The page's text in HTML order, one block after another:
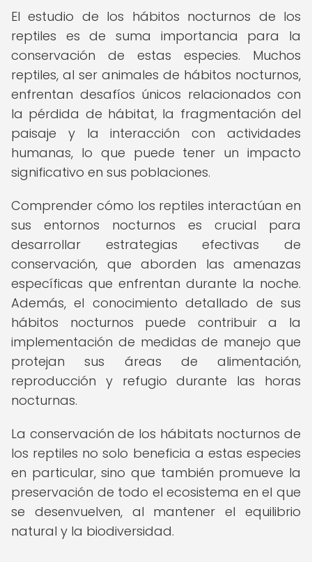
El estudio de los hábitos nocturnos de los
reptiles es de suma importancia para la
conservación de estas especies. Muchos
reptiles, al ser animales de hábitos nocturnos,
enfrentan desafíos únicos relacionados con
la pérdida de hábitat, la fragmentación del
paisaje y la interacción con actividades
humanas, lo que puede tener un impacto
significativo en sus poblaciones.
Comprender cómo los reptiles interactúan en
sus entornos nocturnos es crucial para
desarrollar estrategias efectivas de
conservación, que aborden las amenazas
específicas que enfrentan durante la noche.
Además, el conocimiento detallado de sus
hábitos nocturnos puede contribuir a la
implementación de medidas de manejo que
protejan sus áreas de alimentación,
reproducción y refugio durante las horas
nocturnas.
La conservación de los hábitats nocturnos de
los reptiles no solo beneficia a estas especies
en particular, sino que también promueve la
preservación de todo el ecosistema en el que
se desenvuelven, al mantener el equilibrio
natural y la biodiversidad.